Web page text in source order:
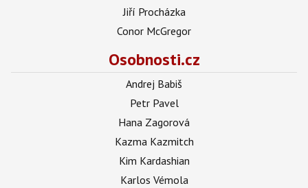
Jiří Procházka
Conor McGregor
Osobnosti.cz
Andrej Babiš
Petr Pavel
Hana Zagorová
Kazma Kazmitch
Kim Kardashian
Karlos Vémola